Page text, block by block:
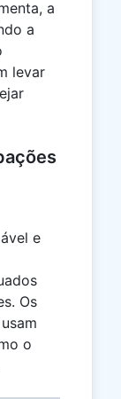
a
a
levar
e
Os
o